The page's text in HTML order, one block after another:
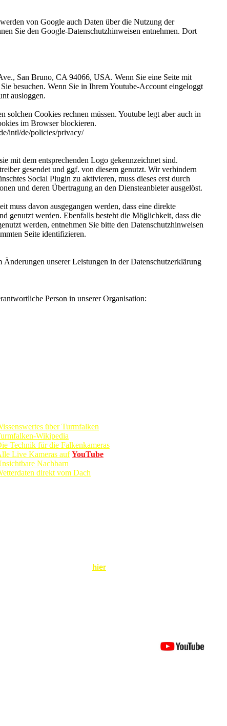
von Google auch Daten über die Nutzung der
Sie den Google-Datenschutzhinweisen entnehmen. Dort
San Bruno, CA 94066, USA. Wenn Sie eine Seite mit
besuchen. Wenn Sie in Ihrem Youtube-Account eingeloggt
ausloggen.
Cookies rechnen müssen. Youtube legt aber auch in
im Browser blockieren.
intl/de/policies/privacy/
mit dem entsprechenden Logo gekennzeichnet sind.
gesendet und ggf. von diesem genutzt. Wir verhindern
Social Plugin zu aktivieren, muss dieses erst durch
und deren Übertragung an den Diensteanbieter ausgelöst.
muss davon ausgegangen werden, dass eine direkte
genutzt werden. Ebenfalls besteht die Möglichkeit, dass die
werden, entnehmen Sie bitte den Datenschutzhinweisen
Seite identifizieren.
unserer Leistungen in der Datenschutzerklärung
Person in unserer Organisation:
über Turmfalken
Wikipedia
Technik für die Falkenkameras
Live Kameras auf YouTube
Nachbarn
direkt vom Dach
hier